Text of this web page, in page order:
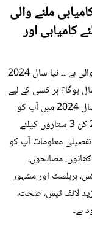
ملنے والی
ستاروں کیلئے کامیابی اور
سال 2024 میں آپ کو سب سے بڑی کامیابی ملنے والی ہے ۔۔ نیا سال 2024
ہوگا؟ ہر کسی کے لیے
جاننا ضروری ہیں کیونکہ یہ ایک اہم معلومات ہے۔ سال 2024 میں آپ کو
سب سے بڑی کامیابی ملنے والی ہے ۔۔ نیا سال 2024 کن 3 ستاروں کیلئے
معلومات آپ کو
مصالحوں،
ہربلسٹ اور مشہور
لائف ٹپس، صحت،
ہے۔